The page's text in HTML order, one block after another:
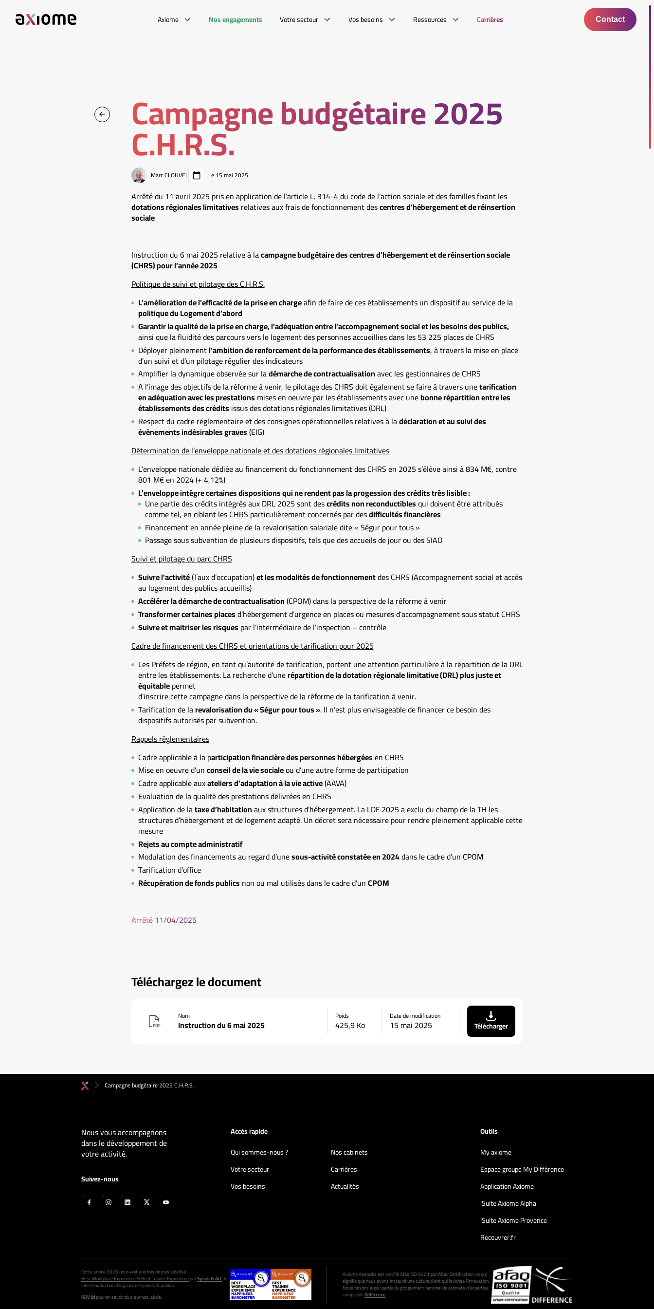
Axiome Nos engagements Votre secteur Vos besoins Ressources Carrières Contact
Campagne budgétaire 2025
C.H.R.S.
Marc CLOUVEL Le 15 mai 2025
Arrêté du 11 avril 2025 pris en application de l’article L. 314-4 du code de l’action sociale et des familles fixant les
dotations régionales limitatives relatives aux frais de fonctionnement descentres d’hébergement et de réinsertion
sociale
Instruction du 6 mai 2025 relative à lacampagne budgétaire des centres d’hébergement et de réinsertion sociale
(CHRS) pour l’année 2025
Politique de suivi et pilotage des C.H.R.S.
L’amélioration de l’efficacité de la prise en chargeafin de faire de ces établissements un dispositif au service de la
politique du Logement d’abord
Garantir la qualité de la prise en charge, l’adéquation entre l’accompagnement social et les besoins des publics,
ainsi que la fluidité des parcours vers le logement des personnes accueillies dans les 53 225 places de CHRS
Déployer pleinementl’ambition de renforcement de la performance des établissements, à travers la mise en place
d’un suivi et d’un pilotage régulier des indicateurs
Amplifier la dynamique observée sur ladémarche de contractualisationavec les gestionnaires de CHRS
A l’image des objectifs de la réforme à venir, le pilotage des CHRS doit également se faire à travers unetarification
en adéquation avec les prestations mises en oeuvre par les établissements avec unebonne répartition entre les
établissements des crédits issus des dotations régionales limitatives (DRL)
Respect du cadre réglementaire et des consignes opérationnelles relatives à ladéclaration et au suivi des
évènements indésirables graves(EIG)
Détermination de l’enveloppe nationale et des dotations régionales limitatives
L’enveloppe nationale dédiée au financement du fonctionnement des CHRS en 2025 s’élève ainsi à 834 M€, contre
801 M€ en 2024 (+ 4,12%)
L’enveloppe intègre certaines dispositions qui ne rendent pas la progession des crédits très lisible :
Une partie des crédits intégrés aux DRL 2025 sont descrédits non reconductiblesqui doivent être attribués
comme tel, en ciblant les CHRS particulièrement concernés par desdifficultés financières
Financement en année pleine de la revalorisation salariale dite « Ségur pour tous »
Passage sous subvention de plusieurs dispositifs, tels que des accueils de jour ou des SIAO
Suivi et pilotage du parc CHRS
Suivre l’activité(Taux d’occupation)et les modalités de fonctionnementdes CHRS (Accompagnement social et accès
au logement des publics accueillis)
Accélérer la démarche de contractualisation(CPOM) dans la perspective de la réforme à venir
Transformer certaines placesd’hébergement d’urgence en places ou mesures d’accompagnement sous statut CHRS
Suivre et maitriser les risques par l’intermédiaire de l’inspection – contrôle
Cadre de financement des CHRS et orientations de tarification pour 2025
Les Préfets de région, en tant qu’autorité de tarification, portent une attention particulière à la répartition de la DRL
entre les établissements. La recherche d’unerépartition de la dotation régionale limitative (DRL) plus juste et
équitablepermet
d’inscrire cette campagne dans la perspective de la réforme de la tarification à venir.
Tarification de larevalorisation du « Ségur pour tous ». Il n’est plus envisageable de financer ce besoin des
dispositifs autorisés par subvention.
Rappels réglementaires
Cadre applicable à la participation financière des personnes hébergéesen CHRS
Mise en oeuvre d’unconseil de la vie socialeou d’une autre forme de participation
Cadre applicable auxateliers d’adaptation à la vie active(AAVA)
Evaluation de la qualité des prestations délivrées en CHRS
Application de lataxe d’habitationaux structures d’hébergement. La LDF 2025 a exclu du champ de la TH les
structures d’hébergement et de logement adapté. Un décret sera nécessaire pour rendre pleinement applicable cette
mesure
Rejets au compte administratif
Modulation des financements au regard d’unesous-activité constatée en 2024dans le cadre d’un CPOM
Tarification d’office
Récupération de fonds publics non ou mal utilisés dans le cadre d’unCPOM
Arrêté 11/04/2025
Téléchargez le document
PDF
Nom
Instruction du 6 mai 2025
Poids
425,9 Ko
Date de modification
15 mai 2025 Télécharger
Campagne budgétaire 2025 C.H.R.S.
Nous vous accompagnons
dans le développement de
votre activité.
Suivez-nous
Accès rapide
Qui sommes-nous ?
Nos cabinets
Votre secteur
Carrières
Vos besoins
Actualités
Outils
My axiome
Espace groupe My Différence
Application Axiome
iSuite Axiome Alpha
iSuite Axiome Provence
Recouvrer.fr
Cette année 2026 nous voit une fois de plus labellisé
Best Workplace Experience & Best Trainee ExperienceparSpeak & Act, le
site d’évaluation d’organismes privés & publics.
RDV icipour en savoir plus sur nos labels.
Axiome Associés est certifié Afaq ISO 9001 par Afnor Certification, ce qui
signifie que nous avons instauré une culture client qui favorise l’innovation.
Nous faisons aussi partie du groupement national de cabinets d’expertise
comptableDifférence.